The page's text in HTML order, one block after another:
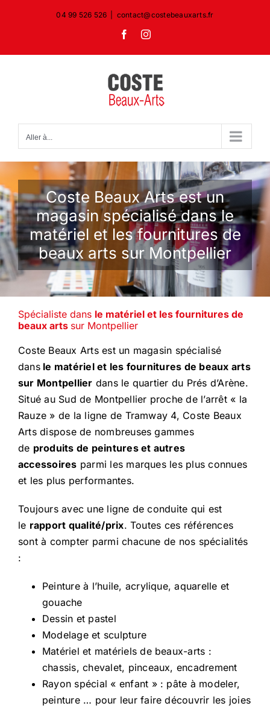
04 99 526 526 contact@costebeauxarts.fr
FacebookInstagram
Aller à...
Coste Beaux Arts est un
magasin spécialisé dans le
matériel et les fournitures de
beaux arts sur Montpellier
Spécialiste dans le matériel et les fournitures de
beaux arts sur Montpellier
Coste Beaux Arts est un magasin spécialisé
dansle matériel et les fournitures de beaux arts
sur Montpellier dans le quartier du Prés d’Arène.
Situé au Sud de Montpellier proche de l’arrêt « la
Rauze » de la ligne de Tramway 4, Coste Beaux
Arts dispose de nombreuses gammes
de produits de peintures et autres
accessoires parmi les marques les plus connues
et les plus performantes.
Toujours avec une ligne de conduite qui est
le rapport qualité/prix. Toutes ces références
sont à compter parmi chacune de nos spécialités
:
Peinture à l’huile, acrylique, aquarelle et
gouache
Dessin et pastel
Modelage et sculpture
Matériel et matériels de beaux-arts :
chassis, chevalet, pinceaux, encadrement
Rayon spécial « enfant » : pâte à modeler,
peinture … pour leur faire découvrir les joies